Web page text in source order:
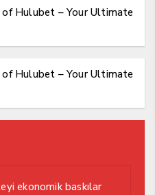
Hulubet – Your Ultimate
Hulubet – Your Ultimate
ekonomik baskılar